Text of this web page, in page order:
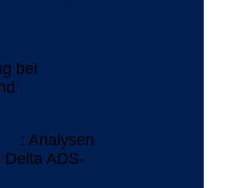
bei
: Analysen
ADS-